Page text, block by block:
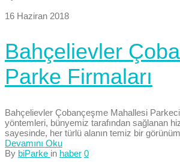
16 Haziran 2018
Bahçelievler
Parke Firmaları
Bahçelievler Çobançeşme Mahallesi
yöntemleri, bünyemiz tarafından sağlanan
sayesinde, her türlü alanın temiz bir
Devamını Oku
By biParke in haber 0